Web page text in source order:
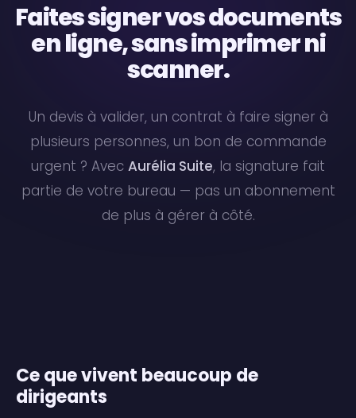
Faites signer vos documents
en ligne, sans imprimer ni
scanner.
Un devis à valider, un contrat à faire signer à
plusieurs personnes, un bon de commande
urgent ? Avec Aurélia Suite, la signature fait
partie de votre bureau — pas un abonnement
de plus à gérer à côté.
Ce que vivent beaucoup de
dirigeants